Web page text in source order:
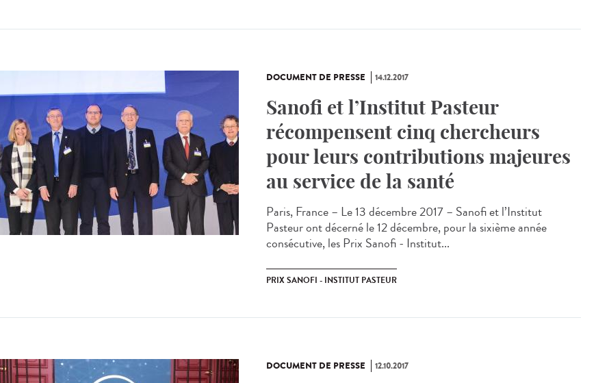
DOCUMENT DE PRESSE 14.12.2017
Sanofi et l’Institut Pasteur
récompensent cinq chercheurs
pour leurs contributions majeures
au service de la santé
Paris, France – Le 13 décembre 2017 – Sanofi et l’Institut
Pasteur ont décerné le 12 décembre, pour la sixième année
consécutive, les Prix Sanofi - Institut...
PRIX SANOFI - INSTITUT PASTEUR
DOCUMENT DE PRESSE 12.10.2017